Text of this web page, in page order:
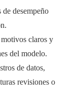
de desempeño
claros y
del modelo.
de datos,
revisiones o